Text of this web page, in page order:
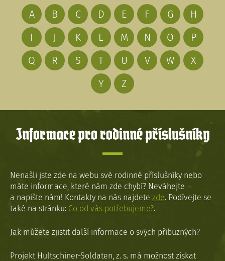
A B C D E F G
H
I
J K L M N O
P
Q
R S T U V W
X
Y
Z
Informace pro rodinné příslušníky
Nenašli jste zde na webu své rodinné příslušníky nebo
máte informace, které nám zde chybí? Neváhejte
a napište nám! Kontakty na nás najdete zde. Podívejte se
také na stránku: Co od vás potřebujeme?.
Jak můžete zjistit další informace o svých příbuzných?
Projekt Hultschiner-Soldaten, z. s. má možnost získat